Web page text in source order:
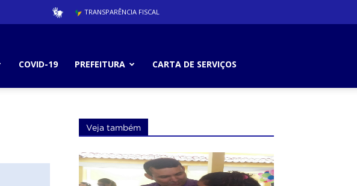
TRANSPARÊNCIA FISCAL
COVID-19 PREFEITURA CARTA DE SERVIÇOS
Veja também